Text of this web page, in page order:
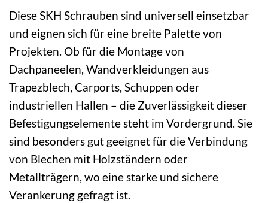
Diese SKH Schrauben sind universell einsetzbar
und eignen sich für eine breite Palette von
Projekten. Ob für die Montage von
Dachpaneelen, Wandverkleidungen aus
Trapezblech, Carports, Schuppen oder
industriellen Hallen – die Zuverlässigkeit dieser
Befestigungselemente steht im Vordergrund. Sie
sind besonders gut geeignet für die Verbindung
von Blechen mit Holzständern oder
Metallträgern, wo eine starke und sichere
Verankerung gefragt ist.